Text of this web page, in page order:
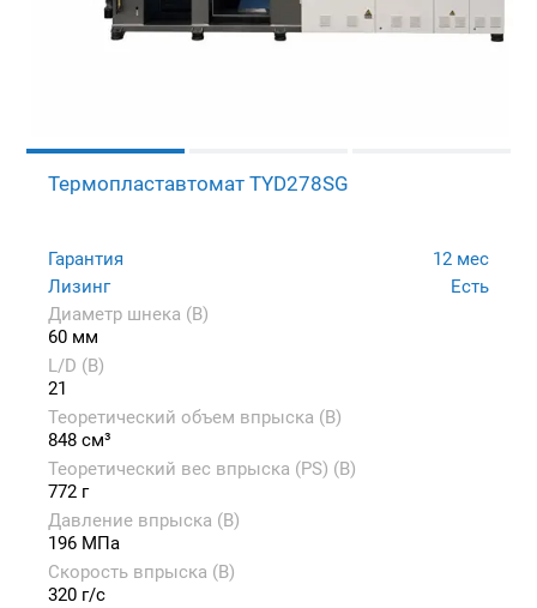
Термопластавтомат TYD278SG
Гарантия
12 мес
Лизинг
Есть
Диаметр шнека (B)
60 мм
L/D (B)
21
Теоретический объем впрыска (B)
848 см³
Теоретический вес впрыска (PS) (B)
772 г
Давление впрыска (B)
196 МПа
Скорость впрыска (B)
320 г/с